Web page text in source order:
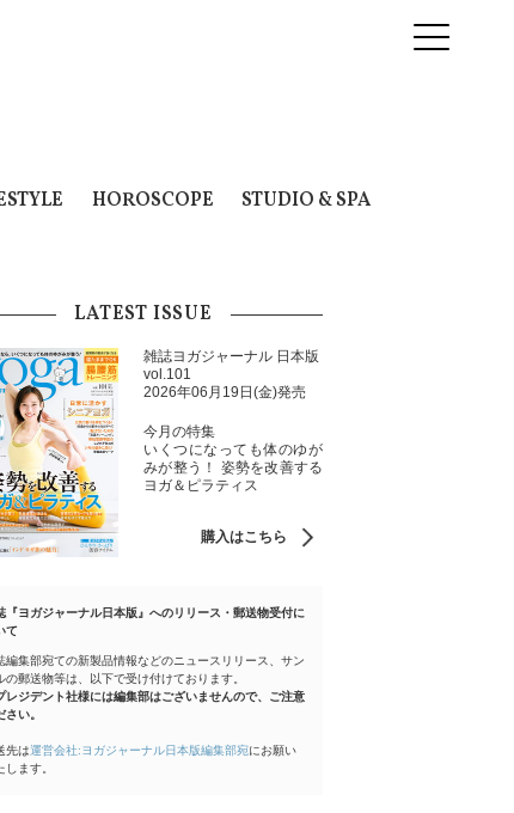
HOROSCOPE STUDIO & SPA
LATEST ISSUE
雑誌ヨガジャーナル 日本版
vol.101
2026年06月19日(金)発売
今月の特集
いくつになっても体のゆが
みが整う！ 姿勢を改善する
ヨガ＆ピラティス
購入はこちら
『ヨガジャーナル日本版』へのリリース・郵送物受付に
て
編集部宛ての新製品情報などのニュースリリース、サン
の郵送物等は、以下で受け付けております。
レジデント社様には編集部はございませんので、ご注意
さい。
先は運営会社:ヨガジャーナル日本版編集部宛にお願い
します。